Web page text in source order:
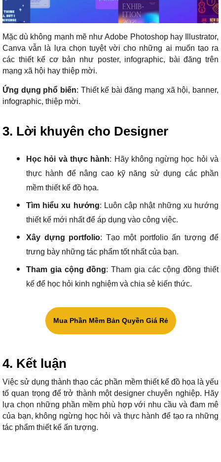
Mặc dù không mạnh mẽ như Adobe Photoshop hay Illustrator,
Canva vẫn là lựa chọn tuyệt vời cho những ai muốn tạo ra
các thiết kế cơ bản như poster, infographic, bài đăng trên
mạng xã hội hay thiệp mời.
Ứng dụng phổ biến: Thiết kế bài đăng mạng xã hội, banner,
infographic, thiệp mời.
3. Lời khuyên cho Designer
Học hỏi và thực hành: Hãy không ngừng học hỏi và
thực hành để nâng cao kỹ năng sử dụng các phần
mềm thiết kế đồ họa.
Tìm hiểu xu hướng: Luôn cập nhật những xu hướng
thiết kế mới nhất để áp dụng vào công việc.
Xây dựng portfolio: Tạo một portfolio ấn tượng để
trưng bày những tác phẩm tốt nhất của bạn.
Tham gia cộng đồng: Tham gia các cộng đồng thiết
kế để học hỏi kinh nghiệm và chia sẻ kiến thức.
Mua Phần Mềm Bản Quyền Giá Rẻ
4. Kết luận
Việc sử dụng thành thạo các phần mềm thiết kế đồ họa là yếu
tố quan trọng để trở thành một designer chuyên nghiệp. Hãy
lựa chọn những phần mềm phù hợp với nhu cầu và đam mê
của bạn, không ngừng học hỏi và thực hành để tạo ra những
tác phẩm thiết kế ấn tượng.